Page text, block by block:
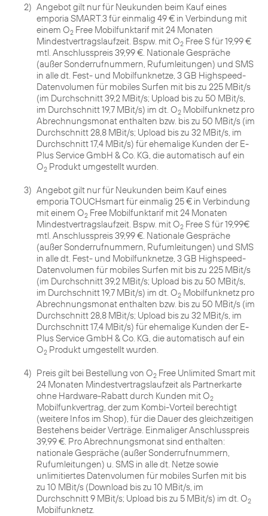
2) Angebot gilt nur für Neukunden beim Kauf eines
emporia SMART.3 für einmalig 49 € in Verbindung mit
einem O2 Free Mobilfunktarif mit 24 Monaten
Mindestvertragslaufzeit. Bspw. mit O2 Free S für 19,99 €
mtl. Anschlusspreis 39,99 €. Nationale Gespräche
(außer Sonderrufnummern, Rufumleitungen) und SMS
in alle dt. Fest- und Mobilfunknetze, 3 GB Highspeed-
Datenvolumen für mobiles Surfen mit bis zu 225 MBit/s
(im Durchschnitt 39,2 MBit/s; Upload bis zu 50 MBit/s,
im Durchschnitt 19,7 MBit/s) im dt. O2 Mobilfunknetz pro
Abrechnungsmonat enthalten bzw. bis zu 50 MBit/s (im
Durchschnitt 28,8 MBit/s; Upload bis zu 32 MBit/s, im
Durchschnitt 17,4 MBit/s) für ehemalige Kunden der E-
Plus Service GmbH & Co. KG, die automatisch auf ein
O2 Produkt umgestellt wurden.
3) Angebot gilt nur für Neukunden beim Kauf eines
emporia TOUCHsmart für einmalig 25 € in Verbindung
mit einem O2 Free Mobilfunktarif mit 24 Monaten
Mindestvertragslaufzeit. Bspw. mit O2 Free S für 19,99€
mtl. Anschlusspreis 39,99 €. Nationale Gespräche
(außer Sonderrufnummern, Rufumleitungen) und SMS
in alle dt. Fest- und Mobilfunknetze, 3 GB Highspeed-
Datenvolumen für mobiles Surfen mit bis zu 225 MBit/s
(im Durchschnitt 39,2 MBit/s; Upload bis zu 50 MBit/s,
im Durchschnitt 19,7 MBit/s) im dt. O2 Mobilfunknetz pro
Abrechnungsmonat enthalten bzw. bis zu 50 MBit/s (im
Durchschnitt 28,8 MBit/s; Upload bis zu 32 MBit/s, im
Durchschnitt 17,4 MBit/s) für ehemalige Kunden der E-
Plus Service GmbH & Co. KG, die automatisch auf ein
O2 Produkt umgestellt wurden.
4) Preis gilt bei Bestellung von O2 Free Unlimited Smart mit
24 Monaten Mindestvertragslaufzeit als Partnerkarte
ohne Hardware-Rabatt durch Kunden mit O2
Mobilfunkvertrag, der zum Kombi-Vorteil berechtigt
(weitere Infos im Shop), für die Dauer des gleichzeitigen
Bestehens beider Verträge. Einmaliger Anschlusspreis
39,99 €. Pro Abrechnungsmonat sind enthalten:
nationale Gespräche (außer Sonderrufnummern,
Rufumleitungen) u. SMS in alle dt. Netze sowie
unlimitiertes Datenvolumen für mobiles Surfen mit bis
zu 10 MBit/s (Download bis zu 10 MBit/s, im
Durchschnitt 9 MBit/s; Upload bis zu 5 MBit/s) im dt. O2
Mobilfunknetz.